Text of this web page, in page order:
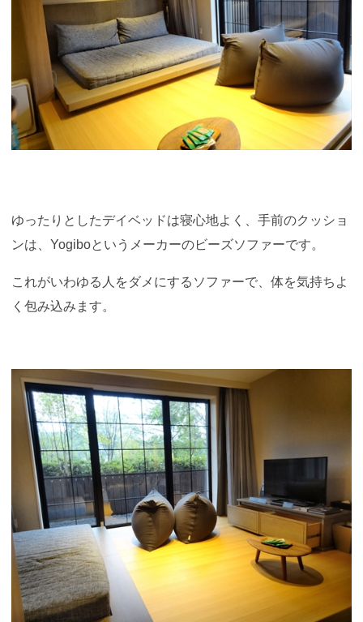
ゆったりとしたデイベッドは寝心地よく、手前のクッショ
ンは、Yogiboというメーカーのビーズソファーです。
これがいわゆる人をダメにするソファーで、体を気持ちよ
く包み込みます。